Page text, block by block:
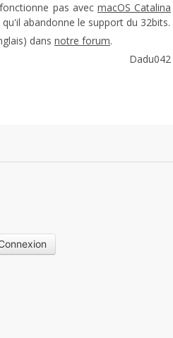
pas avec macOS Catalina
abandonne le support du 32bits.
dans notre forum.
Dadu042